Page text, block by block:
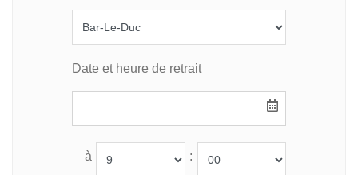
Date et heure de retrait
à :